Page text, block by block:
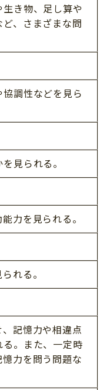
き物、足し算や
、さまざまな問
調性などを見ら
見られる。
力を見られる。
れる。
記憶力や相違点
。また、一定時
力を問う問題な